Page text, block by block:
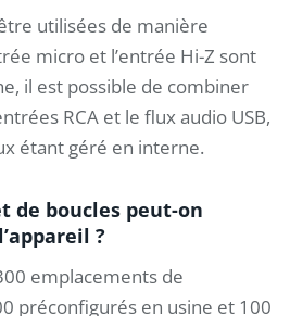
utilisées de manière
micro et l’entrée Hi-Z sont
il est possible de combiner
RCA et le flux audio USB,
étant géré en interne.
de boucles peut-on
?
emplacements de
préconfigurés en usine et 100